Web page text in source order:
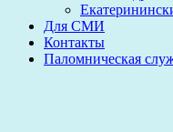
Для СМИ
Контакты
Паломническая